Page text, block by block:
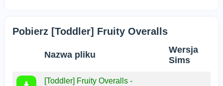
Pobierz [Toddler] Fruity Overalls
Nazwa pliku
Wersja
Sims
[Toddler] Fruity Overalls -